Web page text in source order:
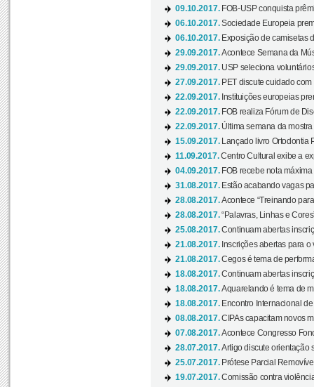
09.10.2017. FOB-USP conquista
06.10.2017.Sociedade Europeia
06.10.2017. Exposição de camisetas
29.09.2017.Acontece Semana da
29.09.2017. USP seleciona
27.09.2017. PET discute cuidado
22.09.2017. Instituições europeias
22.09.2017. FOB realiza Fórum de
22.09.2017. Última semana da mostra
15.09.2017.
Lançado livro Ortodontia
11.09.2017.Centro Cultural exibe a
04.09.2017. FOB recebe nota
31.08.2017. Estão acabando vagas
28.08.2017.Acontece “Treinando
28.08.2017.“Palavras, Linhas e
25.08.2017.Continuam abertas
21.08.2017. Inscrições abertas para
21.08.2017.Cegos é tema de
18.08.2017.Continuam abertas
18.08.2017.Aquarelando é tema de
18.08.2017. Encontro Internacional
08.08.2017.CIPAs capacitam novos
07.08.2017.Acontece Congresso
28.07.2017.Artigo discute orientação
25.07.2017. Prótese Parcial
19.07.2017.Comissão contra